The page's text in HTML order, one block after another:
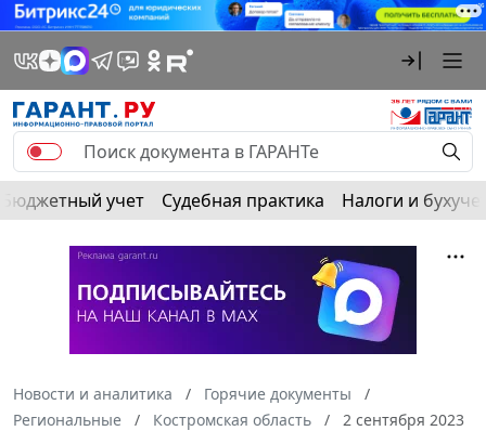
Бюджетный учет Судебная практика Налоги и
Новости и аналитика
Горячие документы
Региональные
Костромская область 2 сентября 2023